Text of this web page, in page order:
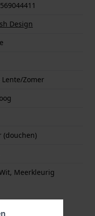
Design
Lente/Zomer
(douchen)
Meerkleurig